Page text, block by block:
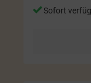
Sofort